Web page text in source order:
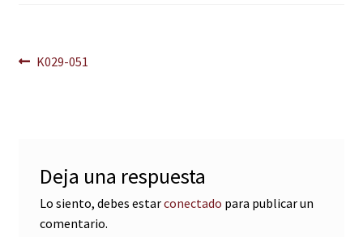
Navegación
Anterior:
K029-051
Deja una respuesta
Lo siento, debes estarconectado para publicar un
comentario.